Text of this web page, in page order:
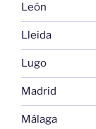
León
Lleida
Lugo
Madrid
Málaga